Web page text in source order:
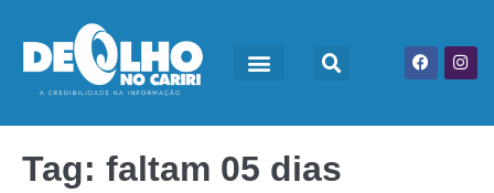
Tag: faltam 05 dias